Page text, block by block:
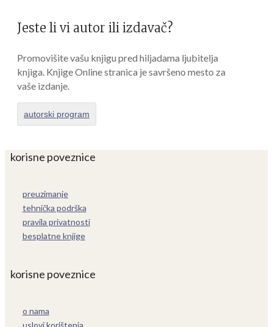
Jeste li vi autor ili izdavač?
Promovišite vašu knjigu pred hiljadama ljubitelja
knjiga. Knjige Online stranica je savršeno mesto za
vaše izdanje.
autorski program
korisne poveznice
preuzimanje
tehnička podrška
pravila privatnosti
besplatne knjige
korisne poveznice
o nama